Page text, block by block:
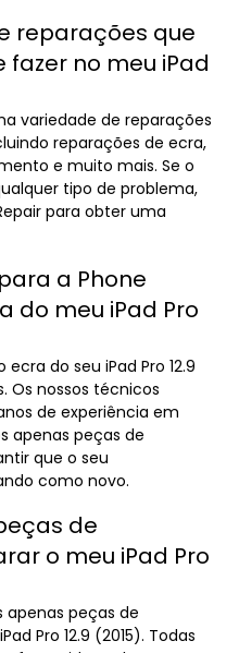
reparações que
fazer no meu iPad
variedade de reparações
reparações de ecra,
e muito mais. Se o
tipo de problema,
para obter uma
a Phone
do meu iPad Pro
do seu iPad Pro 12.9
Os nossos técnicos
de experiência em
apenas peças de
que o seu
como novo.
de
o meu iPad Pro
apenas peças de
Pro 12.9 (2015). Todas